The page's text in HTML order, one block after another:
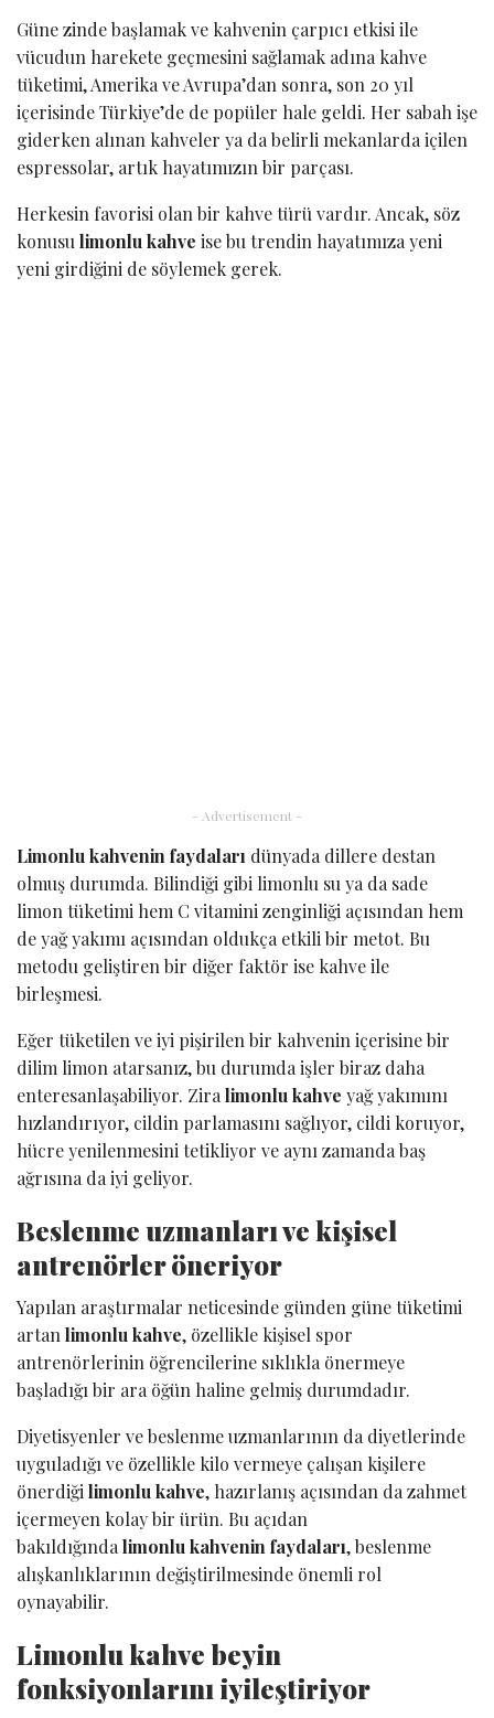
Güne zinde başlamak ve kahvenin çarpıcı etkisi ile
vücudun harekete geçmesini sağlamak adına kahve
tüketimi, Amerika ve Avrupa’dan sonra, son 20 yıl
içerisinde Türkiye’de de popüler hale geldi. Her sabah işe
giderken alınan kahveler ya da belirli mekanlarda içilen
espressolar, artık hayatımızın bir parçası.
Herkesin favorisi olan bir kahve türü vardır. Ancak, söz
konusulimonlu kahve ise bu trendin hayatımıza yeni
yeni girdiğini de söylemek gerek.
- Advertisement -
Limonlu kahvenin faydaları dünyada dillere destan
olmuş durumda. Bilindiği gibi limonlu su ya da sade
limon tüketimi hem C vitamini zenginliği açısından hem
de yağ yakımı açısından oldukça etkili bir metot. Bu
metodu geliştiren bir diğer faktör ise kahve ile
birleşmesi.
Eğer tüketilen ve iyi pişirilen bir kahvenin içerisine bir
dilim limon atarsanız, bu durumda işler biraz daha
enteresanlaşabiliyor. Ziralimonlu kahve yağ yakımını
hızlandırıyor, cildin parlamasını sağlıyor, cildi koruyor,
hücre yenilenmesini tetikliyor ve aynı zamanda baş
ağrısına da iyi geliyor.
Beslenme uzmanları ve kişisel
antrenörler öneriyor
Yapılan araştırmalar neticesinde günden güne tüketimi
artanlimonlu kahve, özellikle kişisel spor
antrenörlerinin öğrencilerine sıklıkla önermeye
başladığı bir ara öğün haline gelmiş durumdadır.
Diyetisyenler ve beslenme uzmanlarının da diyetlerinde
uyguladığı ve özellikle kilo vermeye çalışan kişilere
önerdiğilimonlu kahve, hazırlanış açısından da zahmet
içermeyen kolay bir ürün. Bu açıdan
bakıldığındalimonlu kahvenin faydaları, beslenme
alışkanlıklarının değiştirilmesinde önemli rol
oynayabilir.
Limonlu kahve beyin
fonksiyonlarını iyileştiriyor